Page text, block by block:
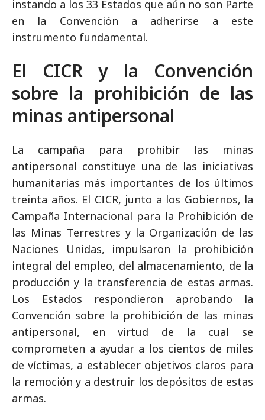
instando a los 33 Estados que aún no son Parte
en la Convención a adherirse a este
instrumento fundamental.
El CICR y la Convención
sobre la prohibición de las
minas antipersonal
La campaña para prohibir las minas
antipersonal constituye una de las iniciativas
humanitarias más importantes de los últimos
treinta años. El CICR, junto a los Gobiernos, la
Campaña Internacional para la Prohibición de
las Minas Terrestres y la Organización de las
Naciones Unidas, impulsaron la prohibición
integral del empleo, del almacenamiento, de la
producción y la transferencia de estas armas.
Los Estados respondieron aprobando la
Convención sobre la prohibición de las minas
antipersonal, en virtud de la cual se
comprometen a ayudar a los cientos de miles
de víctimas, a establecer objetivos claros para
la remoción y a destruir los depósitos de estas
armas.